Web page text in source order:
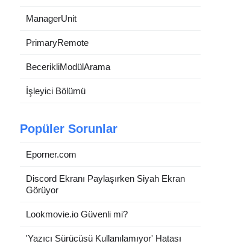
ManagerUnit
PrimaryRemote
BecerikliModülArama
İşleyici Bölümü
Popüler Sorunlar
Eporner.com
Discord Ekranı Paylaşırken Siyah Ekran
Görüyor
Lookmovie.io Güvenli mi?
'Yazıcı Sürücüsü Kullanılamıyor' Hatası